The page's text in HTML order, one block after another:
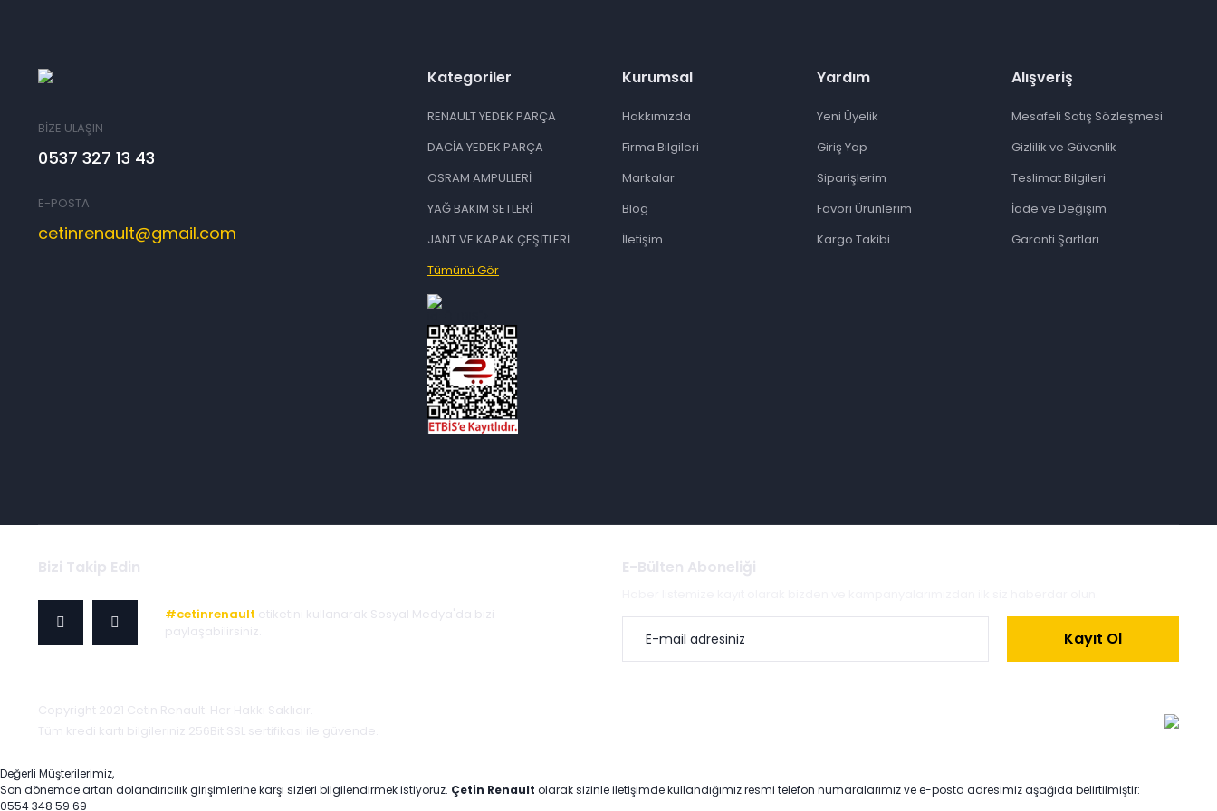
BİZE ULAŞIN
0537 327 13 43
E-POSTA
cetinrenault@gmail.com
Kategoriler
RENAULT YEDEK PARÇA
DACİA YEDEK PARÇA
OSRAM AMPULLERİ
YAĞ BAKIM SETLERİ
JANT VE KAPAK ÇEŞİTLERİ
Tümünü Gör
Kurumsal
Hakkımızda
Firma Bilgileri
Markalar
Blog
İletişim
Yardım
Yeni Üyelik
Giriş Yap
Siparişlerim
Favori Ürünlerim
Kargo Takibi
Alışveriş
Mesafeli Satış Sözleşmesi
Gizlilik ve Güvenlik
Teslimat Bilgileri
İade ve Değişim
Garanti Şartları
Bizi Takip Edin
#cetinrenault etiketini kullanarak Sosyal Medya'da bizi
paylaşabilirsiniz.
E-Bülten Aboneliği
Kayıt Ol
Copyright 2021 Cetin Renault. Her Hakkı Saklıdır.
Tüm kredi kartı bilgileriniz 256Bit SSL sertifikası ile güvende.
Değerli Müşterilerimiz,
Son dönemde artan dolandırıcılık girişimlerine karşı sizleri bilgilendirmek istiyoruz. Çetin Renault olarak sizinle iletişimde kullandığımız resmi telefon numaralarımız ve e-posta adresimiz aşağıda belirtilmiştir:
0554 348 59 69